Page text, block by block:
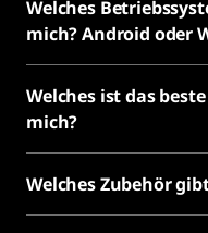
Welches
mich? Android oder
Welches ist das
mich?
Welches Zubehör